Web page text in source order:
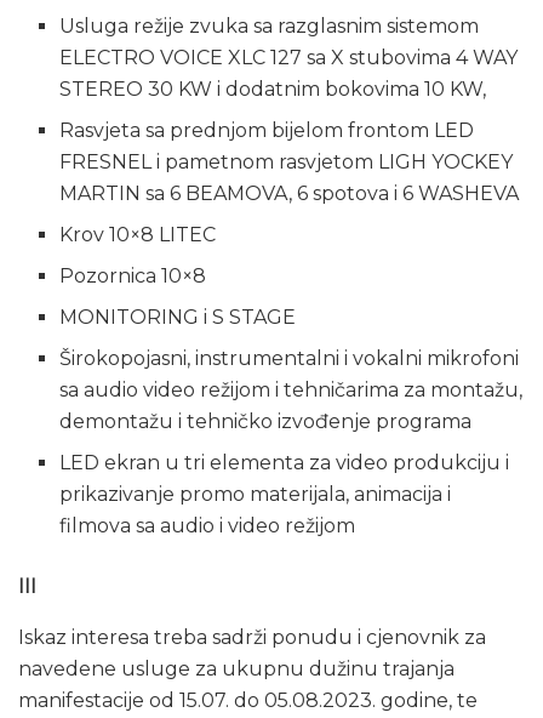
Usluga režije zvuka sa razglasnim sistemom
ELECTRO VOICE XLC 127 sa X stubovima 4 WAY
STEREO 30 KW i dodatnim bokovima 10 KW,
Rasvjeta sa prednjom bijelom frontom LED
FRESNEL i pametnom rasvjetom LIGH YOCKEY
MARTIN sa 6 BEAMOVA, 6 spotova i 6 WASHEVA
Krov 10×8 LITEC
Pozornica 10×8
MONITORING i S STAGE
Širokopojasni, instrumentalni i vokalni mikrofoni
sa audio video režijom i tehničarima za montažu,
demontažu i tehničko izvođenje programa
LED ekran u tri elementa za video produkciju i
prikazivanje promo materijala, animacija i
filmova sa audio i video režijom
III
Iskaz interesa treba sadrži ponudu i cjenovnik za
navedene usluge za ukupnu dužinu trajanja
manifestacije od 15.07. do 05.08.2023. godine, te